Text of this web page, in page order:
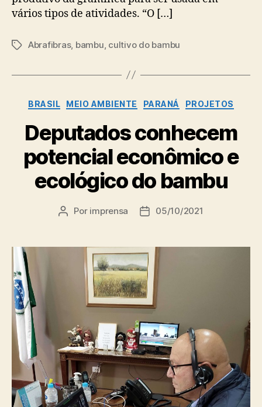
vários tipos de atividades. “O […]
TagsAbrafibras, bambu, cultivo do bambu
Categorias
BRASIL MEIO AMBIENTE PARANÁ PROJETOS
Deputados conhecem
potencial econômico e
ecológico do bambu
Autor
Por imprensa
Data05/10/2021